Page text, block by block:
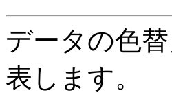
データの色
表します。